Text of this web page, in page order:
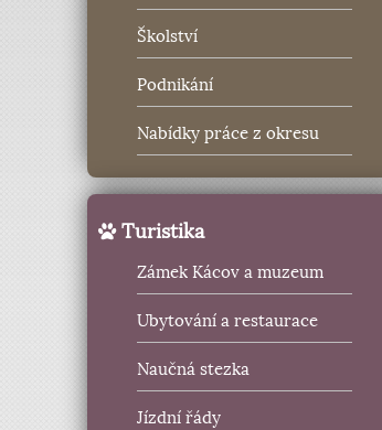
Školství
Podnikání
Nabídky práce z okresu
Turistika
Zámek Kácov a muzeum
Ubytování a restaurace
Naučná stezka
Jízdní řády